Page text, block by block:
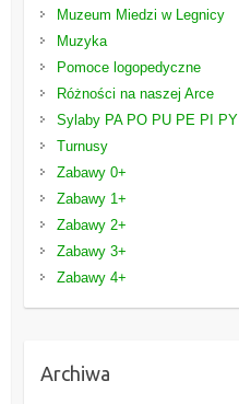
Muzeum Miedzi w Legnicy
Muzyka
Pomoce logopedyczne
Różności na naszej Arce
Sylaby PA PO PU PE PI PY
Turnusy
Zabawy 0+
Zabawy 1+
Zabawy 2+
Zabawy 3+
Zabawy 4+
Archiwa